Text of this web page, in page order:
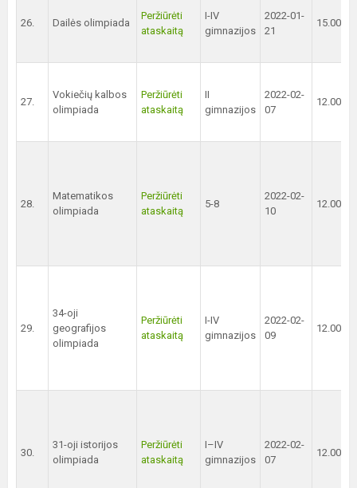
26. Dailės olimpiada
Peržiūrėti
ataskaitą
I-IV
gimnazijos
2022-01-
21
15.00
27.
Vokiečių kalbos
olimpiada
Peržiūrėti
ataskaitą
II
gimnazijos
2022-02-
07
12.00
28.
Matematikos
olimpiada
Peržiūrėti
ataskaitą
5-8
2022-02-
10
12.00
29.
34-oji
geografijos
olimpiada
Peržiūrėti
ataskaitą
I-IV
gimnazijos
2022-02-
09
12.00
30.
31-oji istorijos
olimpiada
Peržiūrėti
ataskaitą
I–IV
gimnazijos
2022-02-
07
12.00